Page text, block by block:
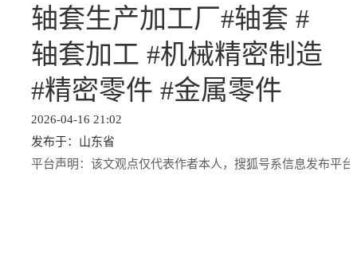
轴套生产加工厂#轴套 #
轴套加工 #机械精密制造
#精密零件 #金属零件
2026-04-16 21:02
发布于： 山东省
平台声明：该文观点仅代表作者本人，搜狐号系信息发布平